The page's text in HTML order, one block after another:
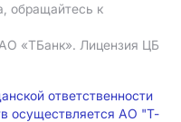
обращайтесь к
«ТБанк». Лицензия ЦБ
ответственности
осуществляется АО "Т-